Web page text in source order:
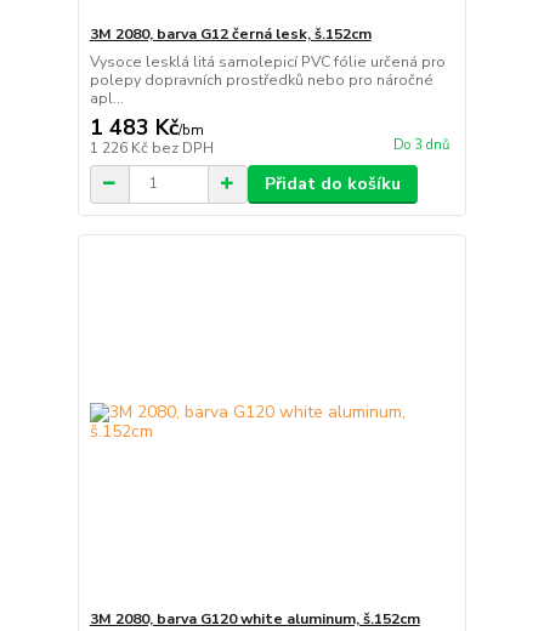
3M 2080, barva G12 černá lesk, š.152cm
Vysoce lesklá litá samolepicí PVC fólie určená pro
polepy dopravních prostředků nebo pro náročné
apl...
1 483 Kč/bm
1 226 Kč bez DPH Do 3 dnů
Přidat do košíku
3M 2080, barva G120 white aluminum, š.152cm